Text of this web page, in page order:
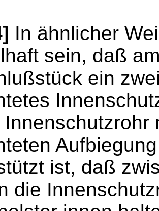
In ähnlicher
sein, daß
ein
Innenschutz­rohr
ist, daß
die